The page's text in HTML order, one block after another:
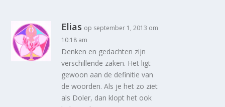
Elias op september 1, 2013 om
10:18 am
Denken en gedachten zijn
verschillende zaken. Het ligt
gewoon aan de definitie van
de woorden. Als je het zo ziet
als Doler, dan klopt het ook